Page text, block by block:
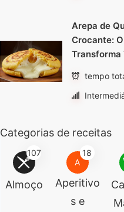
Arepa de
Crocante:
Transforma
tempo
Categorias de receitas
107
Almoço
A
18
Aperitivo
s e